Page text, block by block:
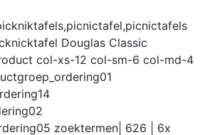
Douglas Classic
col-xs-12 col-sm-6 col-md-4
01
14
02
05 zoektermen | 626 | 6x